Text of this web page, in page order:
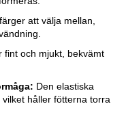
att välja mellan,
fint och mjukt, bekvämt
Den elastiska
håller fötterna torra